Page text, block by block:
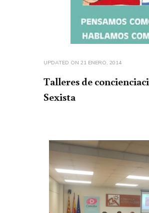
UPDATED ON 21 ENERO, 2014
Talleres de
Sexista